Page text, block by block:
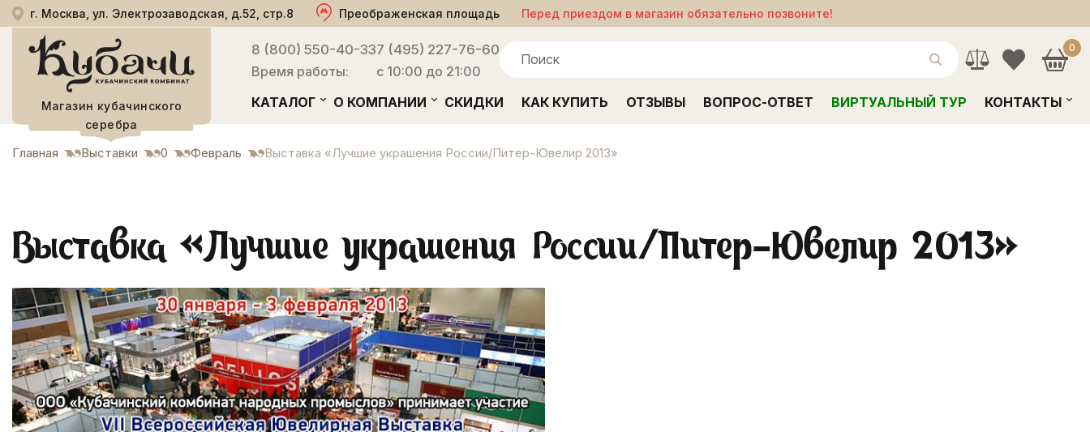
г. Москва, ул. Электрозаводская, д.52, стр.8 Преображенская площадь Перед приездом в магазин обязательно позвоните!
Магазин кубачинского
серебра
8 (800) 550-40-33
Время работы:
7 (495) 227-76-60
с 10:00 до 21:00
0
КАТАЛОГ О КОМПАНИИ СКИДКИ КАК КУПИТЬ ОТЗЫВЫ ВОПРОС-ОТВЕТ ВИРТУАЛЬНЫЙ ТУР КОНТАКТЫ
Главная Выставки 0 Февраль Выставка «Лучшие украшения России/Питер-Ювелир 2013»
Выставка «Лучшие украшения России/Питер-Ювелир 2013»